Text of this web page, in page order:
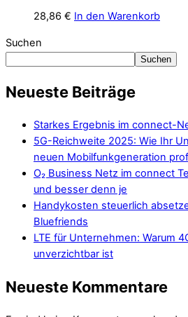
28,86 € In den Warenkorb
Suchen
Suchen
Neueste Beiträge
Starkes Ergebnis im connect-
5G-Reichweite 2025: Wie Ihr
neuen Mobilfunkgeneration
O₂ Business Netz im connect
und besser denn je
Handykosten steuerlich
Bluefriends
LTE für Unternehmen: Warum
unverzichtbar ist
Neueste Kommentare